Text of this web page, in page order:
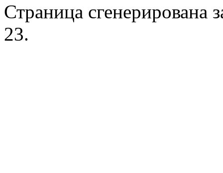
Страница сгенерирована
23.